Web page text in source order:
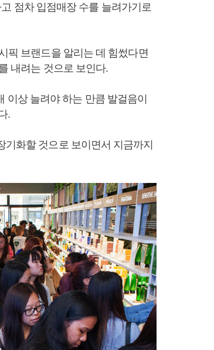
점차 입점매장 수를 늘려가기로
픽 브랜드을 알리는 데 힘썼다면
내려는 것으로 보인다.
이상 늘려야 하는 만큼 발걸음이
.
화할 것으로 보이면서 지금까지